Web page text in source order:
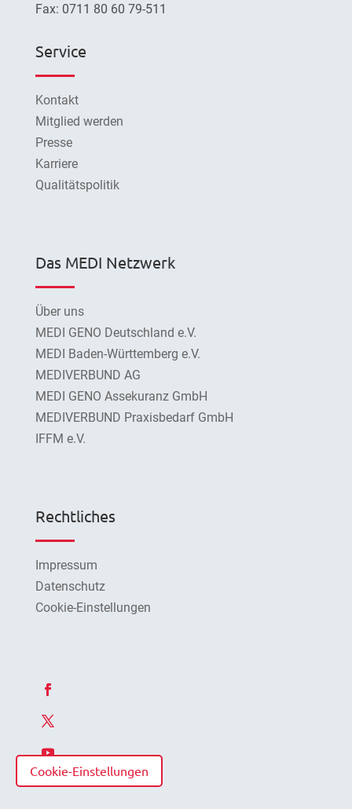
Cookie-Einstellungen
Fax: 0711 80 60 79-511
Service
Kontakt
Mitglied werden
Presse
Karriere
Qualitätspolitik
Das MEDI Netzwerk
Über uns
MEDI GENO Deutschland e.V.
MEDI Baden-Württemberg e.V.
MEDIVERBUND AG
MEDI GENO Assekuranz GmbH
MEDIVERBUND Praxisbedarf GmbH
IFFM e.V.
Rechtliches
Impressum
Datenschutz
Cookie-Einstellungen